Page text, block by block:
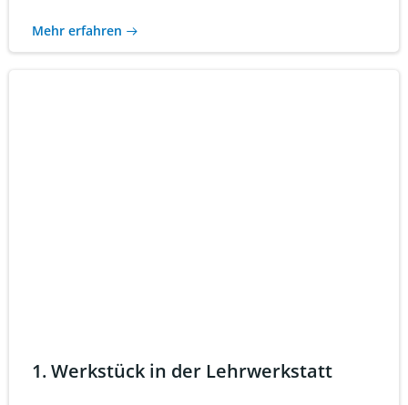
Mehr erfahren
1. Werkstück in der Lehrwerkstatt